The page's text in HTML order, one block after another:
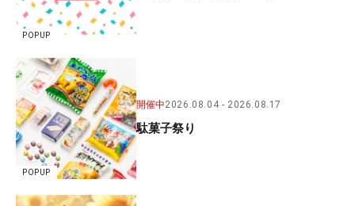
POPUP
POPUP
開催中2026.08.04 2026.08.17
駄菓子祭り